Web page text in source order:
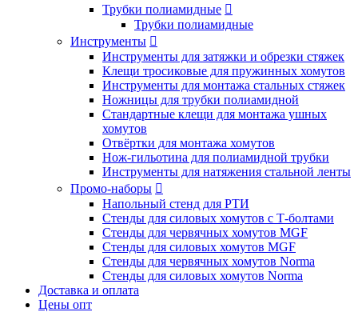
Трубки полиамидные 
Трубки полиамидные
Инструменты 
Инструменты для затяжки и обрезки стяжек
Клещи тросиковые для пружинных хомутов
Инструменты для монтажа стальных стяжек
Ножницы для трубки полиамидной
Стандартные клещи для монтажа ушных
хомутов
Отвёртки для монтажа хомутов
Нож-гильотина для полиамидной трубки
Инструменты для натяжения стальной ленты
Промо-наборы 
Напольный стенд для РТИ
Стенды для силовых хомутов с Т-болтами
Стенды для червячных хомутов MGF
Стенды для силовых хомутов MGF
Стенды для червячных хомутов Norma
Стенды для силовых хомутов Norma
Доставка и оплата
Цены опт